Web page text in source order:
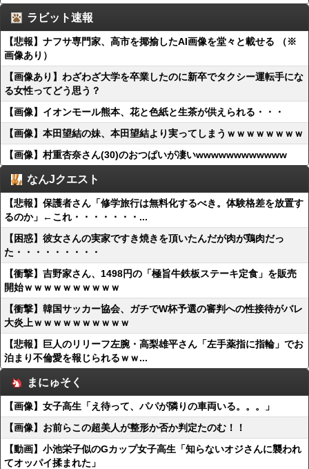
ラビット速報
【悲報】ナフサ専門家、高市を揶揄したAI画像を堂々と載せる （※
画像あり）
【画像あり】わざわざ大学を卒業したのに新卒でタクシー運転手にな
る女性ってどう思う？
【画像】イオンモール熊本、花と色紙と生茶が供えられる・・・
【画像】本田望結の妹、本田望結より実ってしまうｗｗｗｗｗｗｗｗ
【画像】村重杏奈さん(30)のおつぱいが凄いwwwwwwwwwwww
なんJクエスト
【悲報】保護者さん「修学旅行は無料化するべき。体験格差を放置す
るのか」←これ・・・・・・・...
【困惑】彼女さんの実家ですき焼きを頂いたんだが肉が鶏肉だっ
た・・・・・・・・・
【衝撃】吉野家さん、1498円の「極旨牛鉄板ステーキ定食」を販売
開始ｗｗｗｗｗｗｗｗｗｗ
【衝撃】韓国サッカー協会、ガチでW杯予選の審判への性接待がバレ
大炎上ｗｗｗｗｗｗｗｗｗｗ
【悲報】巨人のリリーフ左腕・高梨雄平さん「左手薬指に指輪」でお
泊まり不倫愛を報じられるｗｗ...
まにゅそく
【画像】女子高生「え待って、パパが隣りの車両いる。。。」
【画像】お前らこの超美人が整形か否か判定たのむ！！
【動画】小池栄子似のGカップ女子高生「知らないオジさんに襲われ
てオッパイ揉まれた」